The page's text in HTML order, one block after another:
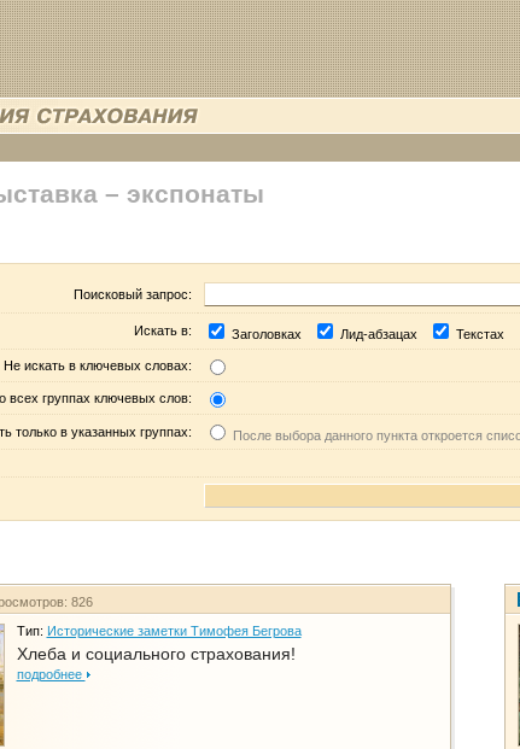
– экспонаты
Поисковый запрос:
Искать в: Заголовках Лид-абзацах Текстах
Не искать в ключевых словах:
всех группах ключевых слов:
только в указанных группах: После выбора данного пункта откроется
826
Тип: Исторические заметки Тимофея Бегрова
Хлеба и социального страхования!
подробнее